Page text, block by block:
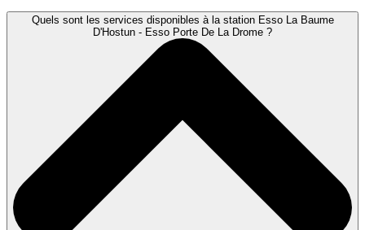
Quels sont les services disponibles à la station Esso La Baume
D'Hostun - Esso Porte De La Drome ?